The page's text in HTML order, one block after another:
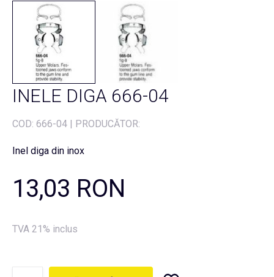
INELE DIGA 666-04
COD: 666-04 | PRODUCĂTOR:
Inel diga din inox
13,03 RON
TVA 21% inclus